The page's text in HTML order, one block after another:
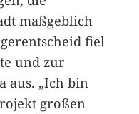
maßgeblich
fiel
und zur
aus. „Ich bin
großen